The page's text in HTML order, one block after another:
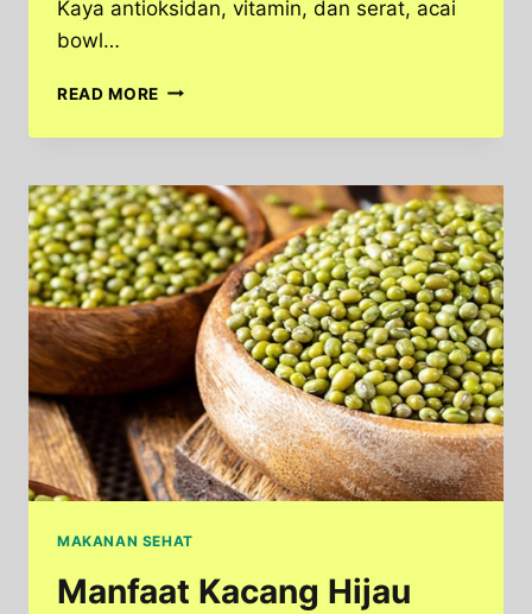
Kaya antioksidan, vitamin, dan serat, acai
bowl…
READ MORE ACAI
KOMBINASI
DAN
TOPPING
SEHAT
YANG
MENGGUGAH
SELERA
MAKANAN SEHAT
Manfaat Kacang Hijau